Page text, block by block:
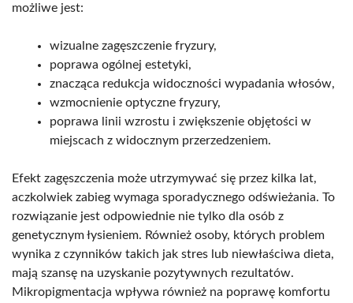
możliwe jest:
wizualne zagęszczenie fryzury,
poprawa ogólnej estetyki,
znacząca redukcja widoczności wypadania włosów,
wzmocnienie optyczne fryzury,
poprawa linii wzrostu i zwiększenie objętości w
miejscach z widocznym przerzedzeniem.
Efekt zagęszczenia może utrzymywać się przez kilka lat,
aczkolwiek zabieg wymaga sporadycznego odświeżania. To
rozwiązanie jest odpowiednie nie tylko dla osób z
genetycznym łysieniem. Również osoby, których problem
wynika z czynników takich jak stres lub niewłaściwa dieta,
mają szansę na uzyskanie pozytywnych rezultatów.
Mikropigmentacja wpływa również na poprawę komfortu